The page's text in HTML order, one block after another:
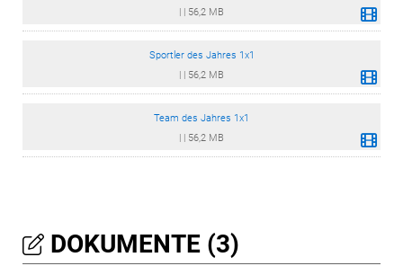
56,2 MB
Sportler des Jahres 1x1
56,2 MB
Team des Jahres 1x1
56,2 MB
DOKUMENTE (3)